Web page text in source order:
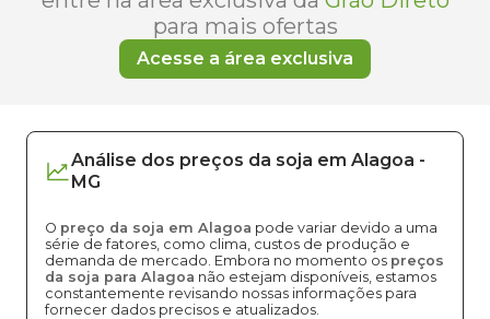
para mais ofertas
Acesse a área exclusiva
Análise dos preços da soja em Alagoa -
MG
O preço da soja em Alagoa pode variar devido a uma
série de fatores, como clima, custos de produção e
demanda de mercado. Embora no momento os preços
da soja para Alagoa não estejam disponíveis, estamos
constantemente revisando nossas informações para
fornecer dados precisos e atualizados.